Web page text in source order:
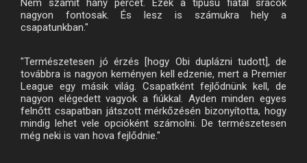
Nem számít hány percet. Ezek a típusú fiatal srácok
nagyon fontosak. És lesz is számukra hely a
csapatunkban."
"Természetesen jó érzés [hogy Obi duplázni tudott], de
továbbra is nagyon keményen kell edzenie, mert a Premier
League egy másik világ. Csapatként fejlődnünk kell, de
nagyon elégedett vagyok a fiúkkal. Ayden minden egyes
felnőtt csapatban játszott mérkőzésén bizonyította, hogy
mindig lehet vele opcióként számolni. De természetesen
még neki is van hova fejlődnie."